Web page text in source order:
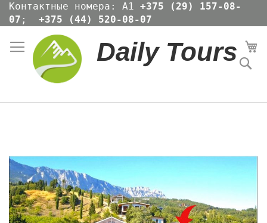
Skip
to
Content
Контактные номера: А1 +375 (29) 157-08-
07 ; +375 (44) 520-08-07
Daily Tours